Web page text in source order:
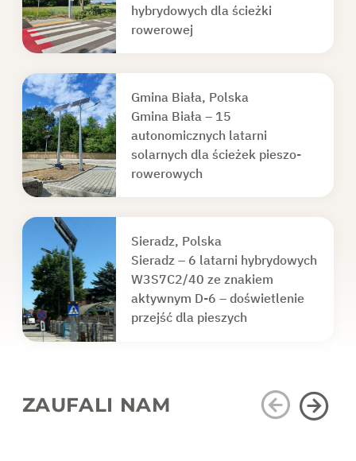
hybrydowych dla ścieżki
rowerowej
Gmina Biała, Polska
Gmina Biała – 15
autonomicznych latarni
solarnych dla ścieżek pieszo-
rowerowych
Sieradz, Polska
Sieradz – 6 latarni hybrydowych
W3S7C2/40 ze znakiem
aktywnym D-6 – doświetlenie
przejść dla pieszych
ZAUFALI NAM